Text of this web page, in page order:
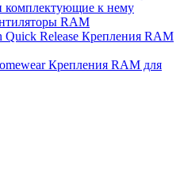
комплектующие к нему
RAM
Крепления RAM
Крепления RAM для